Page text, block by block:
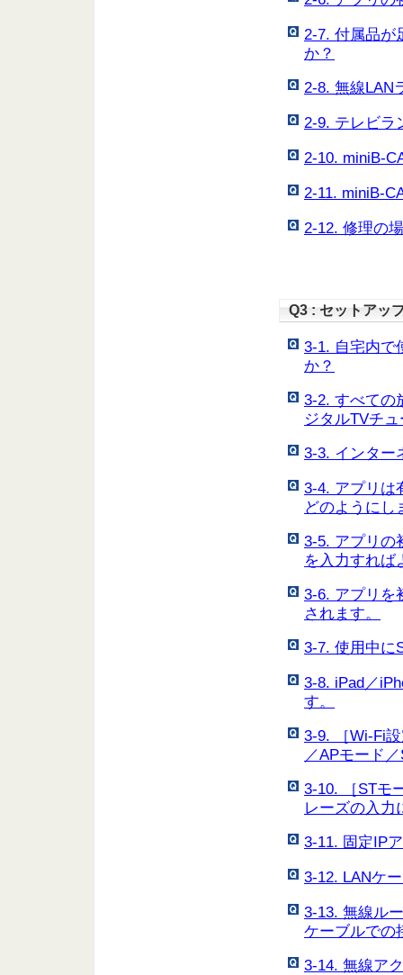
2-7. 付属品が
か？
2-8. 無線LAN
2-9. テレビラ
2-10. miniB-
2-11. miniB-
2-12. 修理の
Q3 : セットアッ
3-1. 自宅内で
か？
3-2. すべての
ジタルTVチ
3-3. インター
3-4. アプリは
どのようにし
3-5. アプリの
を入力すれば
3-6. アプリを
されます。
3-7. 使用中に
3-8. iPad／
す。
3-9. ［Wi-Fi
／APモード
3-10. ［STモ
レーズの入力
3-11. 固定IP
3-12. LANケ
3-13. 無線ル
ケーブルでの
3-14. 無線ア